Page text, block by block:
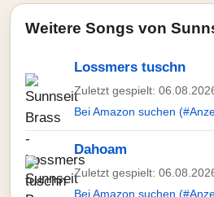
Weitere Songs von
Lossmers tuschn
Zuletzt gespielt:
Bei Amazon suchen
Dahoam
Zuletzt gespielt:
Bei Amazon suchen